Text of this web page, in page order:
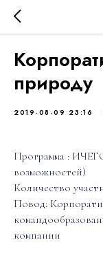
природу
2019-08-09 23:16
Программа :
возможностей)
Количество
Повод:
компании